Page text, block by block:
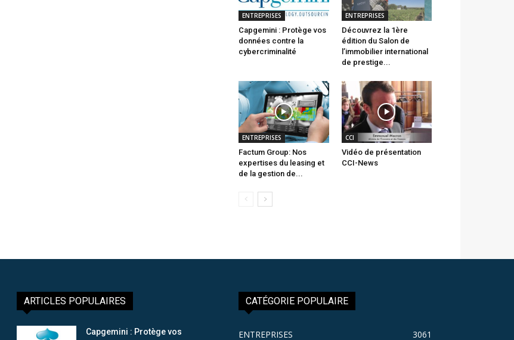
ENTREPRISES
Capgemini : Protège vos
données contre la
cybercriminalité
ENTREPRISES
Découvrez la 1ère
édition du Salon de
l’immobilier international
de prestige...
ENTREPRISES
Factum Group: Nos
expertises du leasing et
de la gestion de...
CCI
Vidéo de présentation
CCI-News
ARTICLES POPULAIRES
Capgemini : Protège vos
CATÉGORIE POPULAIRE
ENTREPRISES 3061